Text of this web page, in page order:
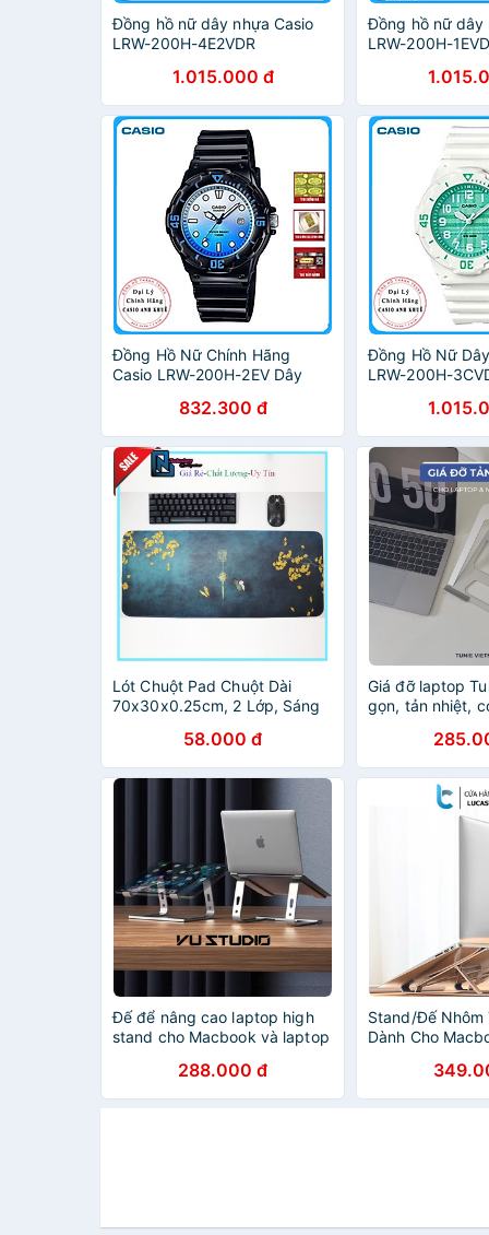
Đồng hồ nữ dây nhựa Casio
LRW-200H-4E2VDR
1.015.000 đ
Đồng hồ nữ dây
LRW-200H-
Đồng Hồ Nữ Chính Hãng
Casio LRW-200H-2EV Dây
832.300 đ
Đồng Hồ Nữ
LRW-200H-
Lót Chuột Pad Chuột Dài
70x30x0.25cm, 2 Lớp, Sáng
58.000 đ
Giá đỡ laptop
gọn, tản nhiệt,
Đế để nâng cao laptop high
stand cho Macbook và laptop
rộng Ximi X2288.000 đ
Stand/Đế Nhôm
Dành Cho
Chỉnh 6 Nấc Độ